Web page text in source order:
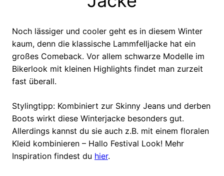
Noch lässiger und cooler geht es in diesem Winter
kaum, denn die klassische Lammfelljacke hat ein
großes Comeback. Vor allem schwarze Modelle im
Bikerlook mit kleinen Highlights findet man zurzeit
fast überall.
Stylingtipp: Kombiniert zur Skinny Jeans und derben
Boots wirkt diese Winterjacke besonders gut.
Allerdings kannst du sie auch z.B. mit einem floralen
Kleid kombinieren – Hallo Festival Look! Mehr
Inspiration findest du hier.